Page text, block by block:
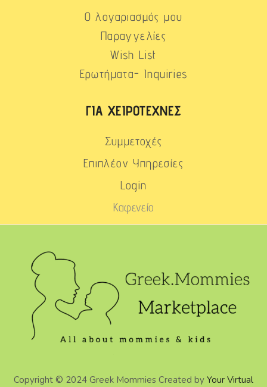
Ο λογαριασμός μου
Παραγγελίες
Wish List
Ερωτήματα- Inquiries
ΓΙΑ ΧΕΙΡΟΤΈΧΝΕΣ
Συμμετοχές
Επιπλέον Υπηρεσίες
Login
Καφενείο
Copyright © 2024 Greek Mommies Created by Your Virtual